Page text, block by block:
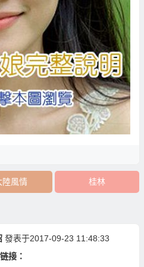
陸風情 桂林
發表于2017-09-23 11:48:33
接：